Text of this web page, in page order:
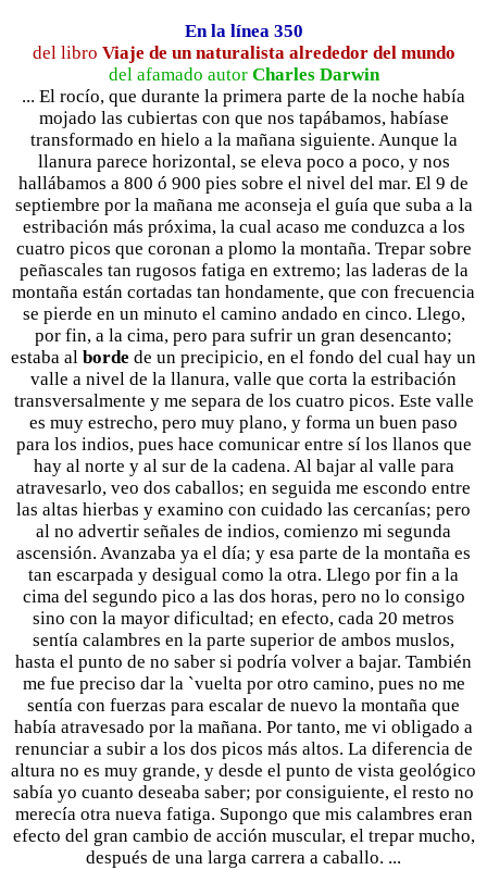
En la línea 350
del libro Viaje de un naturalista alrededor del mundo
del afamado autor Charles Darwin
... El rocío, que durante la primera parte de la noche había
mojado las cubiertas con que nos tapábamos, habíase
transformado en hielo a la mañana siguiente. Aunque la
llanura parece horizontal, se eleva poco a poco, y nos
hallábamos a 800 ó 900 pies sobre el nivel del mar. El 9 de
septiembre por la mañana me aconseja el guía que suba a la
estribación más próxima, la cual acaso me conduzca a los
cuatro picos que coronan a plomo la montaña. Trepar sobre
peñascales tan rugosos fatiga en extremo; las laderas de la
montaña están cortadas tan hondamente, que con frecuencia
se pierde en un minuto el camino andado en cinco. Llego,
por fin, a la cima, pero para sufrir un gran desencanto;
estaba al borde de un precipicio, en el fondo del cual hay un
valle a nivel de la llanura, valle que corta la estribación
transversalmente y me separa de los cuatro picos. Este valle
es muy estrecho, pero muy plano, y forma un buen paso
para los indios, pues hace comunicar entre sí los llanos que
hay al norte y al sur de la cadena. Al bajar al valle para
atravesarlo, veo dos caballos; en seguida me escondo entre
las altas hierbas y examino con cuidado las cercanías; pero
al no advertir señales de indios, comienzo mi segunda
ascensión. Avanzaba ya el día; y esa parte de la montaña es
tan escarpada y desigual como la otra. Llego por fin a la
cima del segundo pico a las dos horas, pero no lo consigo
sino con la mayor dificultad; en efecto, cada 20 metros
sentía calambres en la parte superior de ambos muslos,
hasta el punto de no saber si podría volver a bajar. También
me fue preciso dar la `vuelta por otro camino, pues no me
sentía con fuerzas para escalar de nuevo la montaña que
había atravesado por la mañana. Por tanto, me vi obligado a
renunciar a subir a los dos picos más altos. La diferencia de
altura no es muy grande, y desde el punto de vista geológico
sabía yo cuanto deseaba saber; por consiguiente, el resto no
merecía otra nueva fatiga. Supongo que mis calambres eran
efecto del gran cambio de acción muscular, el trepar mucho,
después de una larga carrera a caballo. ...